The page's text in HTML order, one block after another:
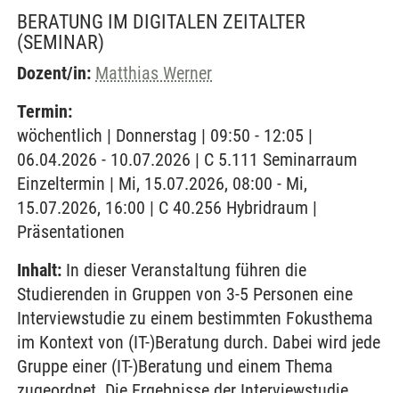
BERATUNG IM DIGITALEN ZEITALTER
(SEMINAR)
Dozent/in: Matthias Werner
Termin:
wöchentlich | Donnerstag | 09:50 - 12:05 |
06.04.2026 - 10.07.2026 | C 5.111 Seminarraum
Einzeltermin | Mi, 15.07.2026, 08:00 - Mi,
15.07.2026, 16:00 | C 40.256 Hybridraum |
Präsentationen
Inhalt: In dieser Veranstaltung führen die
Studierenden in Gruppen von 3-5 Personen eine
Interviewstudie zu einem bestimmten Fokusthema
im Kontext von (IT-)Beratung durch. Dabei wird jede
Gruppe einer (IT-)Beratung und einem Thema